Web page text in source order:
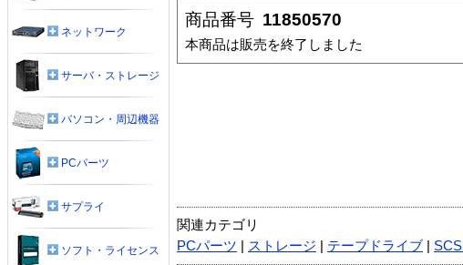
商品番号 11850570
本商品は販売を終了しました
関連カテゴリ
PCパーツ
ストレージ テープドライブ SCSI
ネットワーク
サーバ・ストレージ
パソコン・周辺機器
PCパーツ
サプライ
ソフト・ライセンス